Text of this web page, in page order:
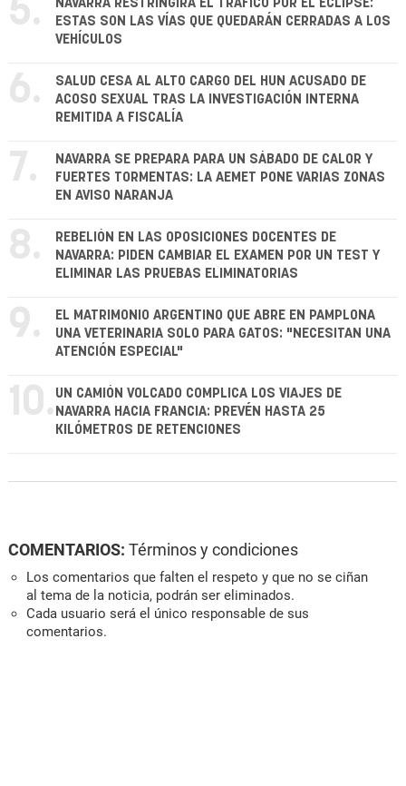
5.
NAVARRA RESTRINGIRÁ EL TRÁFICO POR EL ECLIPSE:
ESTAS SON LAS VÍAS QUE QUEDARÁN CERRADAS A LOS
VEHÍCULOS
6.
SALUD CESA AL ALTO CARGO DEL HUN ACUSADO DE
ACOSO SEXUAL TRAS LA INVESTIGACIÓN INTERNA
REMITIDA A FISCALÍA
7.
NAVARRA SE PREPARA PARA UN SÁBADO DE CALOR Y
FUERTES TORMENTAS: LA AEMET PONE VARIAS ZONAS
EN AVISO NARANJA
8.
REBELIÓN EN LAS OPOSICIONES DOCENTES DE
NAVARRA: PIDEN CAMBIAR EL EXAMEN POR UN TEST Y
ELIMINAR LAS PRUEBAS ELIMINATORIAS
9.
EL MATRIMONIO ARGENTINO QUE ABRE EN PAMPLONA
UNA VETERINARIA SOLO PARA GATOS: "NECESITAN UNA
ATENCIÓN ESPECIAL"
10. UN CAMIÓN VOLCADO COMPLICA LOS VIAJES DE
NAVARRA HACIA FRANCIA: PREVÉN HASTA 25
KILÓMETROS DE RETENCIONES
COMENTARIOS: Términos y condiciones
Los comentarios que falten el respeto y que no se ciñan
al tema de la noticia, podrán ser eliminados.
Cada usuario será el único responsable de sus
comentarios.